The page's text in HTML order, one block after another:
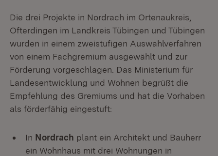
Die drei Projekte in Nordrach im Ortenaukreis,
Ofterdingen im Landkreis Tübingen und Tübingen
wurden in einem zweistufigen Auswahlverfahren
von einem Fachgremium ausgewählt und zur
Förderung vorgeschlagen. Das Ministerium für
Landesentwicklung und Wohnen begrüßt die
Empfehlung des Gremiums und hat die Vorhaben
als förderfähig eingestuft:
In Nordrach plant ein Architekt und Bauherr
ein Wohnhaus mit drei Wohnungen in